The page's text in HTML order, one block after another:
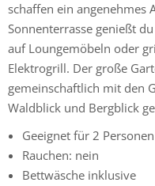
schaffen ein angenehmes
Sonnenterrasse genießt
auf Loungemöbeln oder
Elektrogrill. Der große
gemeinschaftlich mit den
Waldblick und Bergblick
Geeignet für 2 Personen
Rauchen: nein
Bettwäsche inklusive